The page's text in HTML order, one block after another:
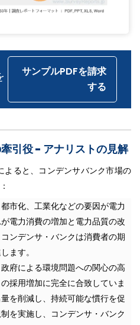
サンプルPDFを請求
する
引役 - アナリストの見解
ると、コンデンサバンク市場の
市化、工業化などの要因が電力
電力消費の増加と電力品質の改
ンデンサ・バンクは消費者の期
ます。
政府による環境問題への関心の高
採用増加に完全に合致していま
を削減し、持続可能な慣行を促
を実施し、コンデンサ・バンク